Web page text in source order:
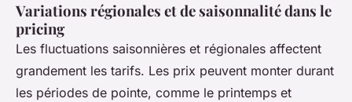
Variations régionales et de saisonnalité dans le
pricing
Les fluctuations saisonnières et régionales affectent
grandement les tarifs. Les prix peuvent monter durant
les périodes de pointe, comme le printemps et